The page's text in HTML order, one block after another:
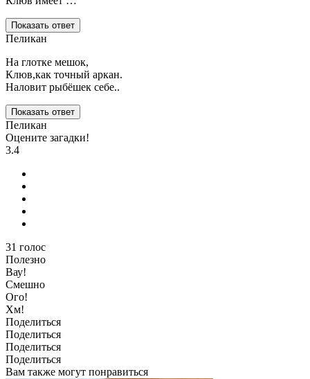
Показать ответ
Пеликан
На глотке мешок,
Клюв,как точный аркан.
Наловит рыбёшек себе..
Показать ответ
Пеликан
Оцените загадки!
3.4
31 голос
Полезно
Вау!
Смешно
Ого!
Хм!
Поделиться
Поделиться
Поделиться
Поделиться
Вам также могут понравиться